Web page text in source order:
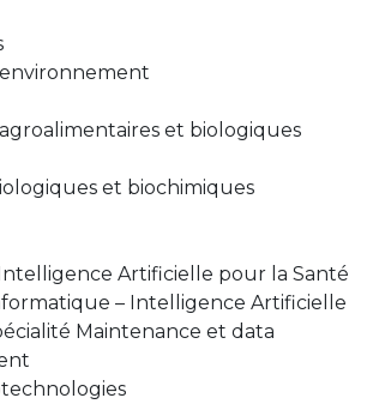
et biologiques
et biochimiques
Artificielle pour la Santé
– Intelligence Artificielle
Maintenance et data